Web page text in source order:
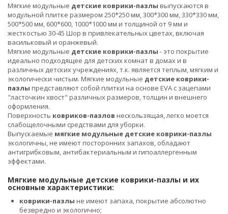
Мягкие модульные детские коврики-пазлы выпускаются в
модульной плитке размером 250*250 мм, 300*300 мм, 330*330 мм,
500*500 мм, 600*600, 1000*1000 мм и толщиной от 9 мм и
жесткостью 30-45 Шор в привлекательных цветах, включая
васильковый и оранжевый.
Мягкие модульные детские коврики-пазлы - это покрытие
идеально подходящее для детских комнат в домах и в
различных детских учреждениях, т.к. является теплым, мягким и
экологически чистым. Мягкие модульные детские коврики-
пазлы представляют собой плитки на основе EVA с зацепами
"ласточкин хвост" различных размеров, толщин и внешнего
оформления.
Поверхность ковриков-пазлов нескользящая, легко моется
слабощелочными средствами для уборки.
Выпускаемые мягкие модульные детские коврики-пазлы
экологичны, не имеют посторонних запахов, обладают
антигрибковым, антибактериальным и гипоаллергенным
эффектами.
Мягкие модульные детские коврики-пазлы и их
основные характеристики:
коврики-пазлы не имеют запаха, покрытие абсолютно
безвредно и экологично;